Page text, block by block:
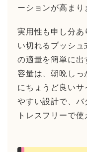
ーションが高まり
実用性も申し分
い切れるプッシ
の適量を簡単に
容量は、朝晩し
にちょうど良い
やすい設計で、
トレスフリーで